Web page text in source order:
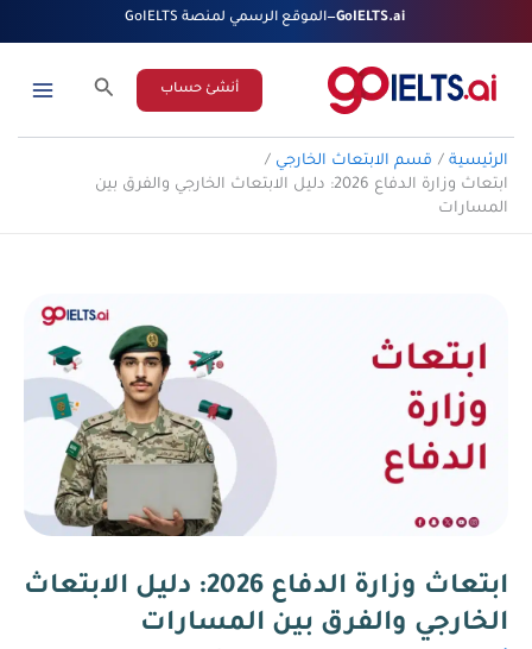
إلى
المحتوى
GoIELTS.ai
—الموقع الرسمي لمنصة GoIELTS
أنشئ حساب البحث
الرئيسية
قسم الابتعاث الخارجي
ابتعاث وزارة الدفاع 2026: دليل الابتعاث الخارجي والفرق بين
المسارات
ابتعاث وزارة الدفاع 2026: دليل الابتعاث
الخارجي والفرق بين المسارات